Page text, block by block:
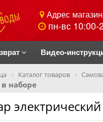
Адрес
пн-вс 10:00-
Видео-
Каталог товаров
наборе